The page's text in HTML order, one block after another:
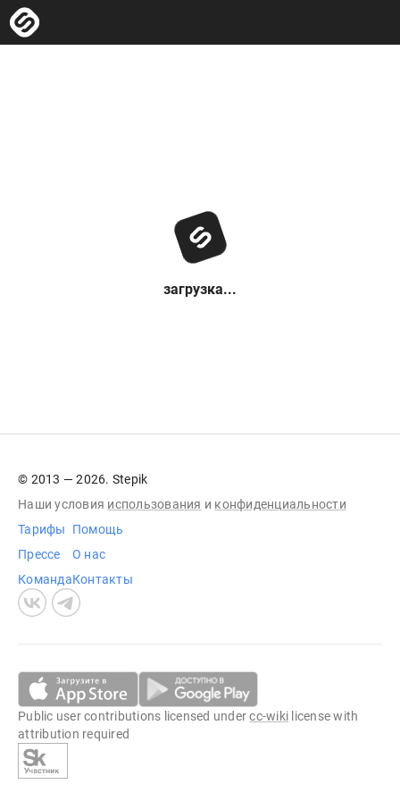
загрузка...
© 2013 — 2026. Stepik
Наши условия использования и конфиденциальности
Тарифы
Прессе
Команда
Помощь
О нас
Контакты
Public user contributions licensed undercc-wiki license with
attribution required